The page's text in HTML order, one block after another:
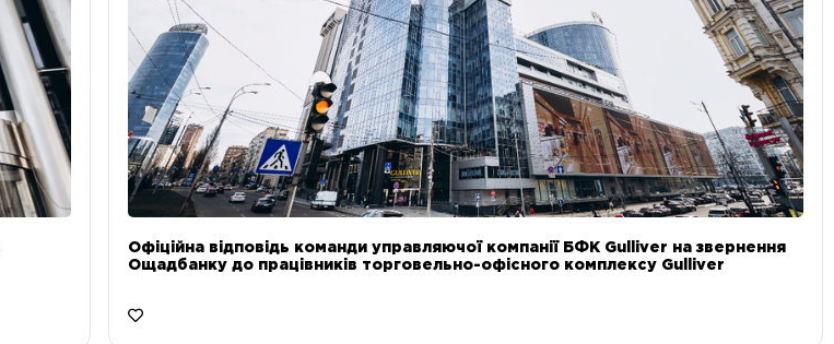
Офіційна відповідь команди управляючої компанії БФК Gulliver на звернення
Ощадбанку до працівників торговельно-офісного комплексу Gulliver